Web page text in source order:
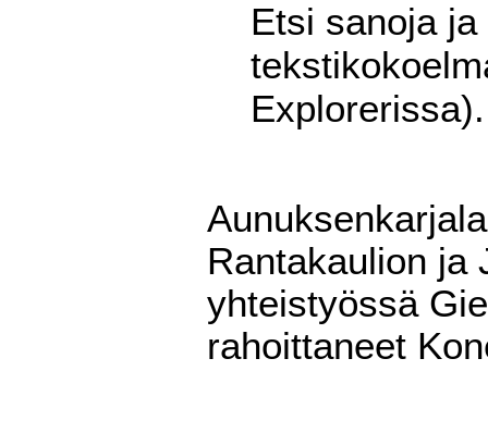
Etsi sanoja
Explorerissa).
Rantakaulion ja
yhteistyössä
rahoittaneet